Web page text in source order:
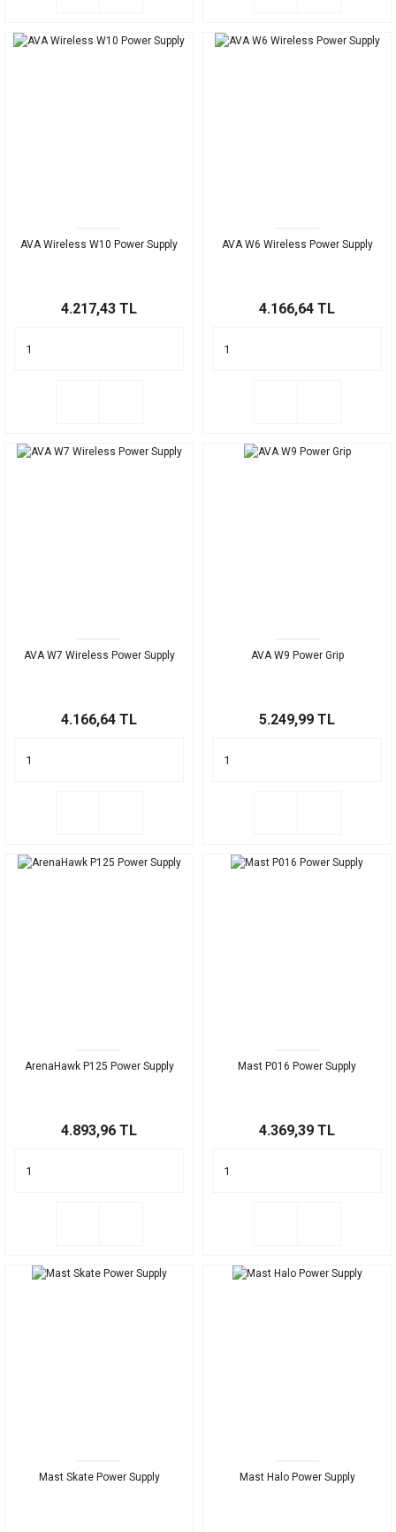
AVA Wireless W10 Power Supply
4.217,43 TL
AVA W6 Wireless Power Supply
4.166,64 TL
AVA W7 Wireless Power Supply
4.166,64 TL
AVA W9 Power Grip
5.249,99 TL
ArenaHawk P125 Power Supply
4.893,96 TL
Mast P016 Power Supply
4.369,39 TL
Mast Skate Power Supply Mast Halo Power Supply